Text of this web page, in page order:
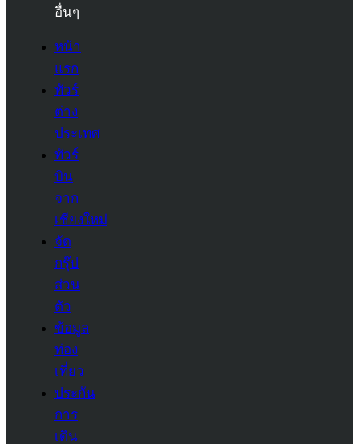
อื่นๆ
หน้า
แรก
ทัวร์
ต่าง
ประเทศ
ทัวร์
บิน
จาก
เชียงใหม่
จัด
กรุ๊ป
ส่วน
ตัว
ข้อมูล
ท่อง
เที่ยว
ประกัน
การ
เดิน